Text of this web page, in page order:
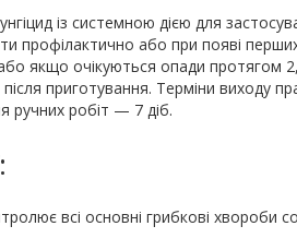
із системною дією для
профілактично або при появі
якщо очікуються опади
приготування. Терміни виходу
ручних робіт — 7 діб.
всі основні грибкові хвороби